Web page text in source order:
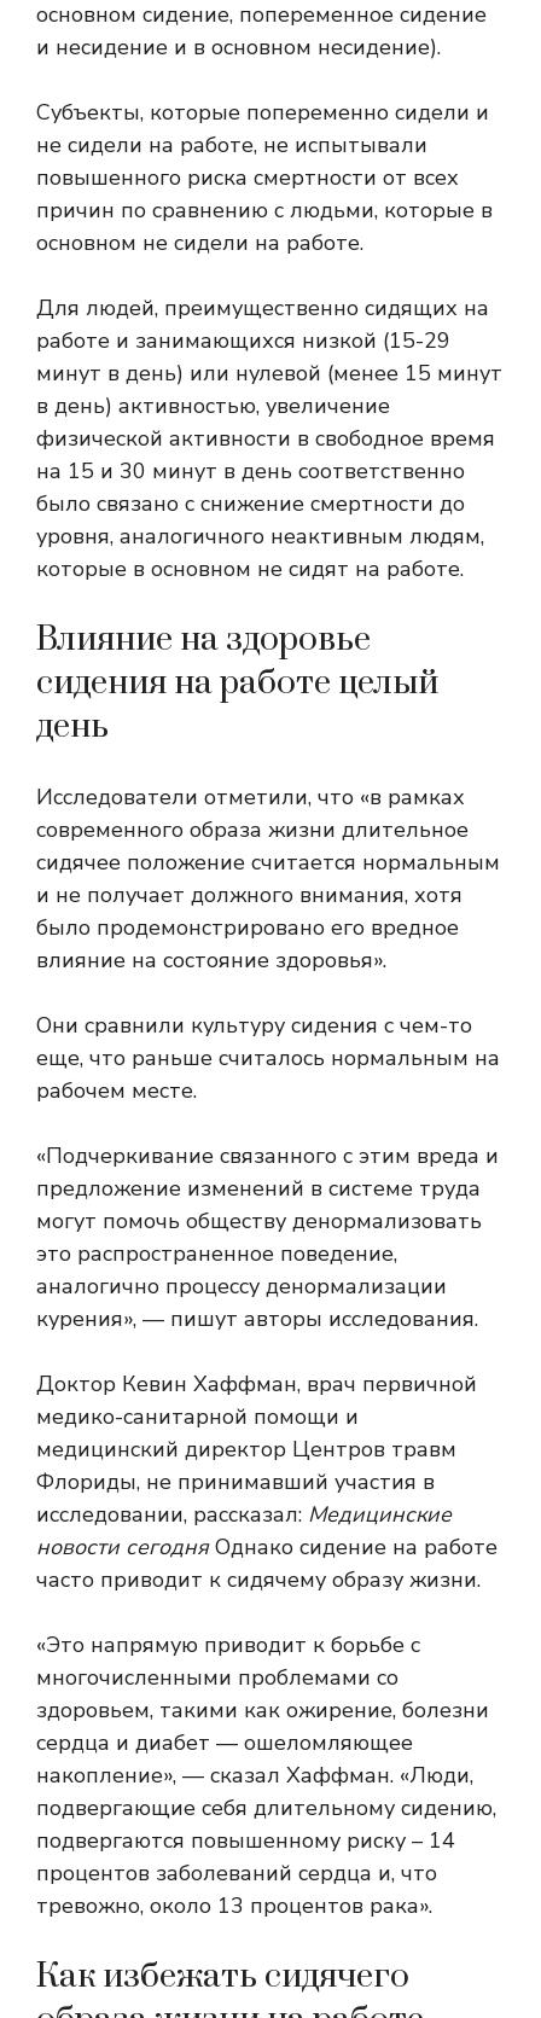
основном сидение, попеременное сидение
и несидение и в основном несидение).
Субъекты, которые попеременно сидели и
не сидели на работе, не испытывали
повышенного риска смертности от всех
причин по сравнению с людьми, которые в
основном не сидели на работе.
Для людей, преимущественно сидящих на
работе и занимающихся низкой (15-29
минут в день) или нулевой (менее 15 минут
в день) активностью, увеличение
физической активности в свободное время
на 15 и 30 минут в день соответственно
было связано с снижение смертности до
уровня, аналогичного неактивным людям,
которые в основном не сидят на работе.
Влияние на здоровье
сидения на работе целый
день
Исследователи отметили, что «в рамках
современного образа жизни длительное
сидячее положение считается нормальным
и не получает должного внимания, хотя
было продемонстрировано его вредное
влияние на состояние здоровья».
Они сравнили культуру сидения с чем-то
еще, что раньше считалось нормальным на
рабочем месте.
«Подчеркивание связанного с этим вреда и
предложение изменений в системе труда
могут помочь обществу денормализовать
это распространенное поведение,
аналогично процессу денормализации
курения», — пишут авторы исследования.
Доктор Кевин Хаффман, врач первичной
медико-санитарной помощи и
медицинский директор Центров травм
Флориды, не принимавший участия в
исследовании, рассказал: Медицинские
новости сегодняОднако сидение на работе
часто приводит к сидячему образу жизни.
«Это напрямую приводит к борьбе с
многочисленными проблемами со
здоровьем, такими как ожирение, болезни
сердца и диабет — ошеломляющее
накопление», — сказал Хаффман. «Люди,
подвергающие себя длительному сидению,
подвергаются повышенному риску – 14
процентов заболеваний сердца и, что
тревожно, около 13 процентов рака».
Как избежать сидячего